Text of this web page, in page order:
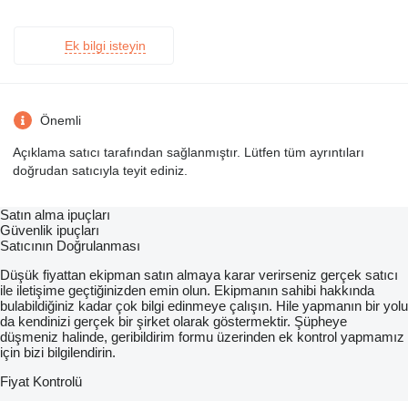
Ek bilgi isteyin
Önemli
Açıklama satıcı tarafından sağlanmıştır. Lütfen tüm ayrıntıları
doğrudan satıcıyla teyit ediniz.
Satın alma ipuçları
Güvenlik ipuçları
Satıcının Doğrulanması
Düşük fiyattan ekipman satın almaya karar verirseniz gerçek satıcı
ile iletişime geçtiğinizden emin olun. Ekipmanın sahibi hakkında
bulabildiğiniz kadar çok bilgi edinmeye çalışın. Hile yapmanın bir yolu
da kendinizi gerçek bir şirket olarak göstermektir. Şüpheye
düşmeniz halinde, geribildirim formu üzerinden ek kontrol yapmamız
için bizi bilgilendirin.
Fiyat Kontrolü